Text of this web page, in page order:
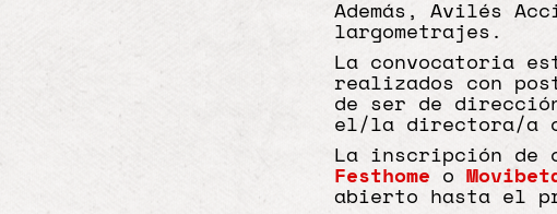
Además, Avilés
largometrajes.
La convocatoria
realizados con
de ser de
el/la directora/a
La inscripción de
Festhome o
abierto hasta el